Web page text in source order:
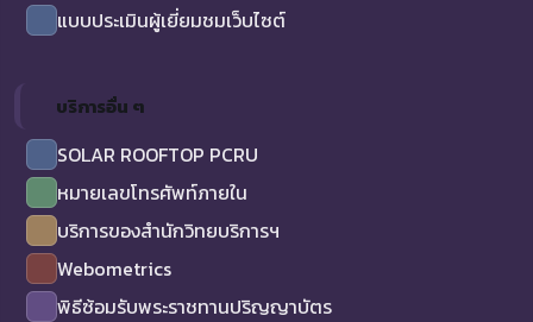
แบบประเมินผู้เยี่ยมชมเว็บไซต์
บริการอื่น ๆ
SOLAR ROOFTOP PCRU
หมายเลขโทรศัพท์ภายใน
บริการของสำนักวิทยบริการฯ
Webometrics
พิธีซ้อมรับพระราชทานปริญญาบัตร